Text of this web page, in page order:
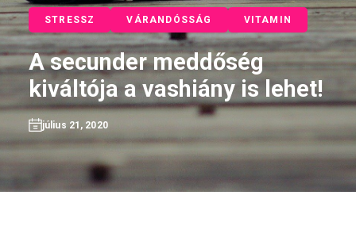
HU
Kövess
minket!
STRESSZ VÁRANDÓSSÁG VITAMIN
A secunder meddőség
kiváltója a vashiány is lehet!
július 21, 2020